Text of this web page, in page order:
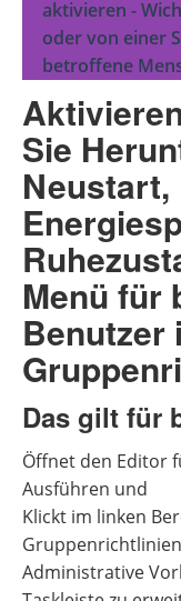
aktivieren -
oder von einer
betroffene
Sie
Neustart,
Menü für
Benutzer
Das gilt für
Öffnet den Editor
Ausführen und
Klickt im linken
Administrative